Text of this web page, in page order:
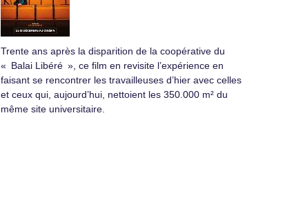
Trente ans après la disparition de la coopérative du
« Balai Libéré », ce film en revisite l’expérience en
faisant se rencontrer les travailleuses d’hier avec celles
et ceux qui, aujourd’hui, nettoient les 350.000 m² du
même site universitaire.